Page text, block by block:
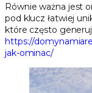
Równie ważna jest
pod klucz łatwiej
które często
https://
jak-ominac/